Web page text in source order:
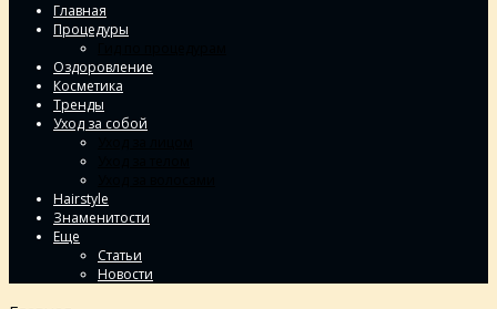
Главная
Процедуры
Оздоровление
Косметика
Тренды
Уход за собой
Hairstyle
Знаменитости
Еще
Статьи
Новости